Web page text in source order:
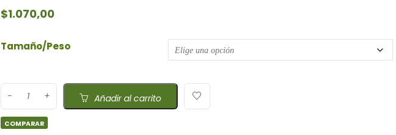
$1.070,00
Tamaño/Peso
Añadir al carrito
COMPARAR